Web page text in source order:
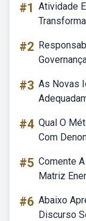
#1 Atividade
#2
#3 As Novas
#4 Qual O
Com
#5 Comente
Matriz
#6 Abaixo
Discurso